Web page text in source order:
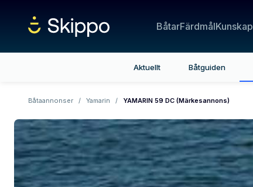
BåtarFärdmålKunskap
Aktuellt Båtguiden
Båtaannonser / Yamarin / YAMARIN 59 DC (Märkesannons)